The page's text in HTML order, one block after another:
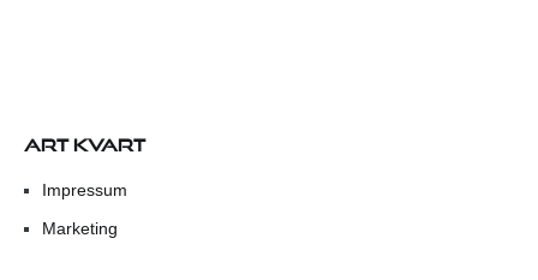
ART KVART
Impressum
Marketing